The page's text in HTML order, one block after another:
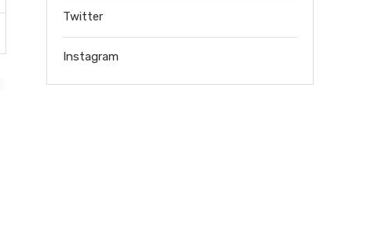
Twitter
Instagram